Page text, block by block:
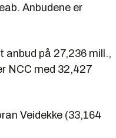
Anbudene er
anbud på 27,236 mill.,
NCC med 32,427
Veidekke (33,164